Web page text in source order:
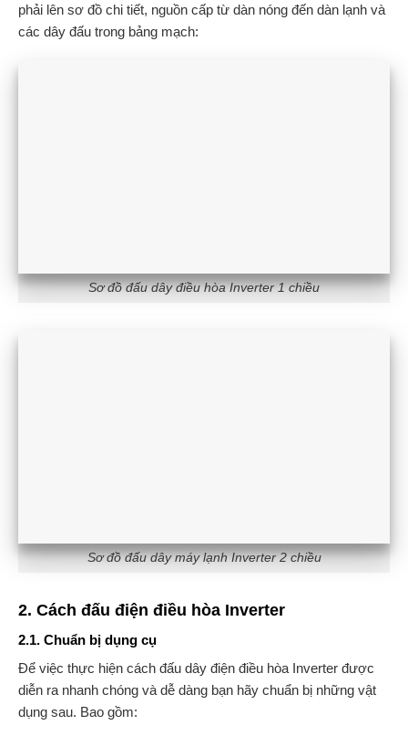
phải lên sơ đồ chi tiết, nguồn cấp từ dàn nóng đến dàn lạnh và
các dây đấu trong bảng mạch:
Sơ đồ đấu dây điều hòa Inverter 1 chiều
Sơ đồ đấu dây máy lạnh Inverter 2 chiều
2. Cách đấu điện điều hòa Inverter
2.1. Chuẩn bị dụng cụ
Để việc thực hiện cách đấu dây điện điều hòa Inverter được
diễn ra nhanh chóng và dễ dàng bạn hãy chuẩn bị những vật
dụng sau. Bao gồm: